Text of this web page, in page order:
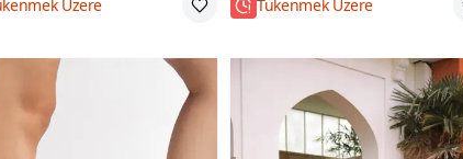
Hızlı Kargo